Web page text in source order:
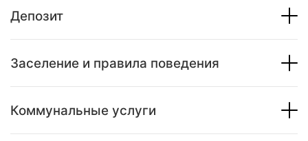
Депозит
Заселение и правила поведения
Коммунальные услуги